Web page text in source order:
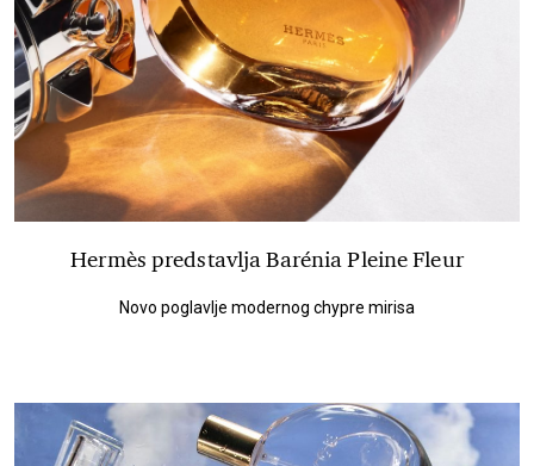
Hermès predstavlja Barénia Pleine Fleur
Novo poglavlje modernog chypre mirisa